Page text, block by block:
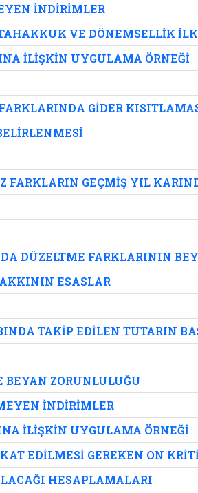
İNDİRİMLER
VE DÖNEMSELLİK
İLİŞKİN UYGULAMA ÖRNEĞİ
GİDER
FARKLARIN GEÇMİŞ YIL
DÜZELTME FARKLARININ
ESASLAR
TAKİP EDİLEN TUTARIN
BEYAN ZORUNLULUĞU
İNDİRİMLER
İLİŞKİN UYGULAMA ÖRNEĞİ
EDİLMESİ GEREKEN ON
HESAPLAMALARI